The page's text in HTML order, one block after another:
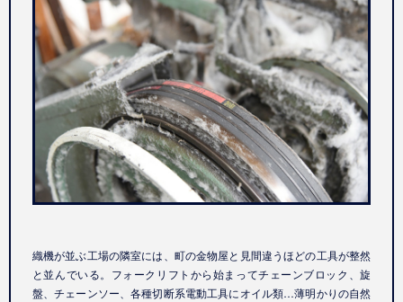
織機が並ぶ工場の隣室には、町の金物屋と見間違うほどの工具が整然
と並んでいる。フォークリフトから始まってチェーンブロック、旋
盤、チェーンソー、各種切断系電動工具にオイル類…薄明かりの自然